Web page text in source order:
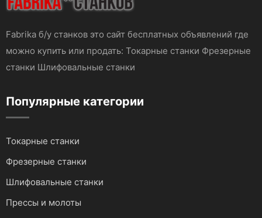
Fabrika б/у станков это сайт бесплатных объявлений где
можно купить или продать: Токарные станки Фрезерные
станки Шлифовальные станки
Популярные категории
Токарные станки
Фрезерные станки
Шлифовальные станки
Прессы и молоты